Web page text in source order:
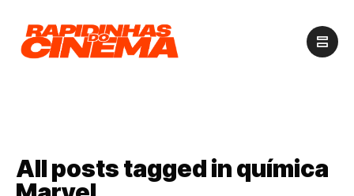
All posts tagged in química